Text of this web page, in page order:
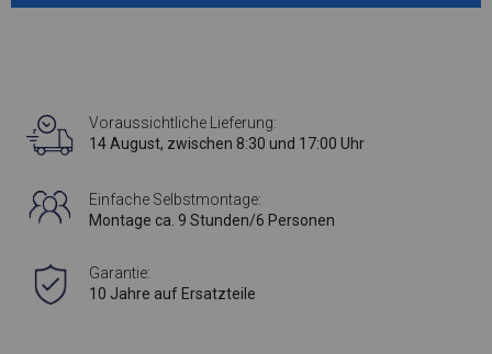
Voraussichtliche Lieferung:
14 August, zwischen 8:30 und 17:00 Uhr
Einfache Selbstmontage:
Montage ca. 9 Stunden/6 Personen
Garantie:
10 Jahre auf Ersatzteile